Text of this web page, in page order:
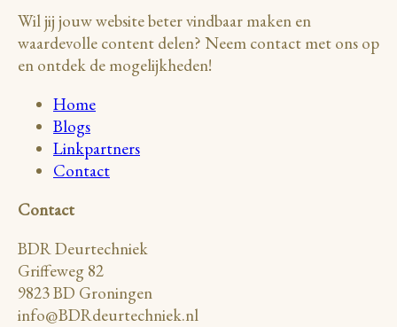
Wil jij jouw website beter vindbaar maken en
waardevolle content delen? Neem contact met ons op
en ontdek de mogelijkheden!
Home
Blogs
Linkpartners
Contact
Contact
BDR Deurtechniek
Griffeweg 82
9823 BD Groningen
info@BDRdeurtechniek.nl